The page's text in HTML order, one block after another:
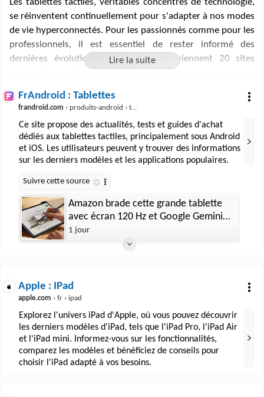
Les tablettes tactiles, véritables concentrés de technologie,
se réinventent continuellement pour s'adapter à nos modes
de vie hyperconnectés. Pour les passionnés comme pour les
professionnels, il est essentiel de rester informé des
dernières évolutions. C'est là qu'interviennent 20 sites
sur le marché, de l'iPad d'Apple aux Galaxy Tab de Samsung,
se démarquer par des fonctionnalités innovantes,
répondant ainsi à une multitude de besoins et préférences.
Ces plateformes en ligne sont donc cruciales pour naviguer
tablette idéale.
FrAndroid : Tablettes
frandroid.com › produits-android › tablette
Ce site propose des actualités, tests et guides d'achat
dédiés aux tablettes tactiles, principalement sous Android
et iOS. Les utilisateurs peuvent y trouver des informations
sur les derniers modèles et les applications populaires.
Amazon brade cette grande tablette
avec écran 120 Hz et Google Gemini
intégré à 220 €
1 jour
Apple : IPad
apple.com › fr › ipad
Explorez l'univers iPad d'Apple, où vous pouvez découvrir
les derniers modèles d'iPad, tels que l'iPad Pro, l'iPad Air
et l'iPad mini. Informez-vous sur les fonctionnalités,
comparez les modèles et bénéficiez de conseils pour
choisir l'iPad adapté à vos besoins.